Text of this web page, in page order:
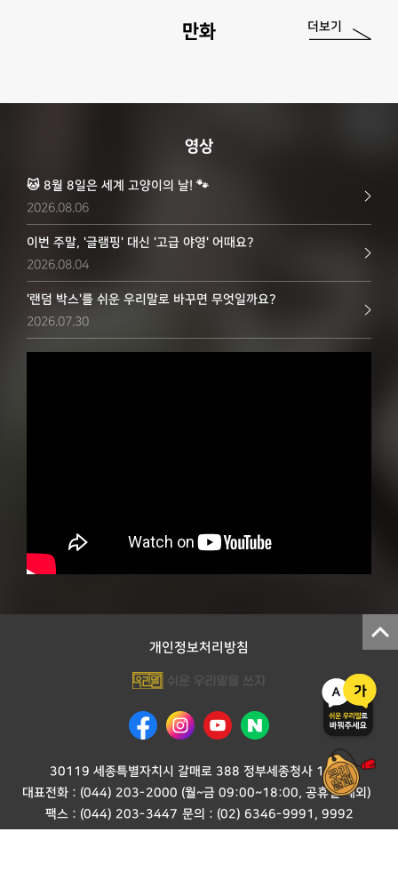
만화 더보기
영상
🐱 8월 8일은 세계 고양이의 날! 🐾
2026.08.06
이번 주말, '글램핑' 대신 '고급 야영' 어때요?
2026.08.04
'랜덤 박스'를 쉬운 우리말로 바꾸면 무엇일까요?
2026.07.30
개인정보처리방침
30119 세종특별자치시 갈매로 388 정부세종청사 15동
대표전화 : (044) 203-2000 (월~금 09:00~18:00, 공휴일 제외)
팩스 : (044) 203-3447 문의 : (02) 6346-9991 , 9992